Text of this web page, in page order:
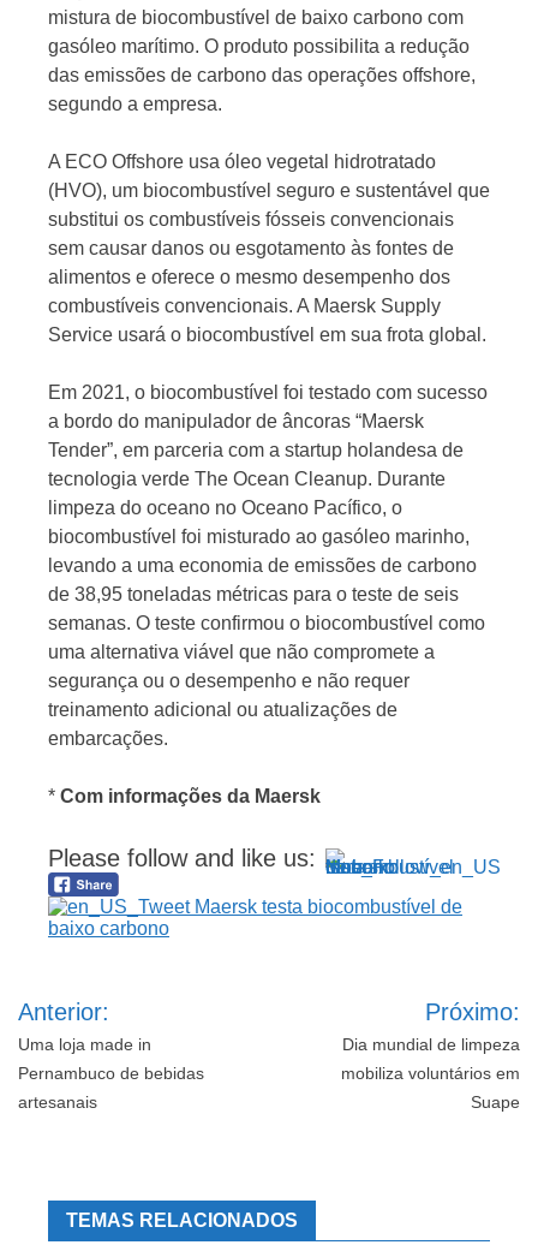
mistura de biocombustível de baixo carbono com
gasóleo marítimo. O produto possibilita a redução
das emissões de carbono das operações offshore,
segundo a empresa.
A ECO Offshore usa óleo vegetal hidrotratado
(HVO), um biocombustível seguro e sustentável que
substitui os combustíveis fósseis convencionais
sem causar danos ou esgotamento às fontes de
alimentos e oferece o mesmo desempenho dos
combustíveis convencionais. A Maersk Supply
Service usará o biocombustível em sua frota global.
Em 2021, o biocombustível foi testado com sucesso
a bordo do manipulador de âncoras “Maersk
Tender”, em parceria com a startup holandesa de
tecnologia verde The Ocean Cleanup. Durante
limpeza do oceano no Oceano Pacífico, o
biocombustível foi misturado ao gasóleo marinho,
levando a uma economia de emissões de carbono
de 38,95 toneladas métricas para o teste de seis
semanas. O teste confirmou o biocombustível como
uma alternativa viável que não compromete a
segurança ou o desempenho e não requer
treinamento adicional ou atualizações de
embarcações.
* Com informações da Maersk
Please follow and like us:
de
Post
Anterior:
Uma loja made in
Pernambuco de bebidas
artesanais
Próximo:
Dia mundial de limpeza
mobiliza voluntários em
Suape
TEMAS RELACIONADOS